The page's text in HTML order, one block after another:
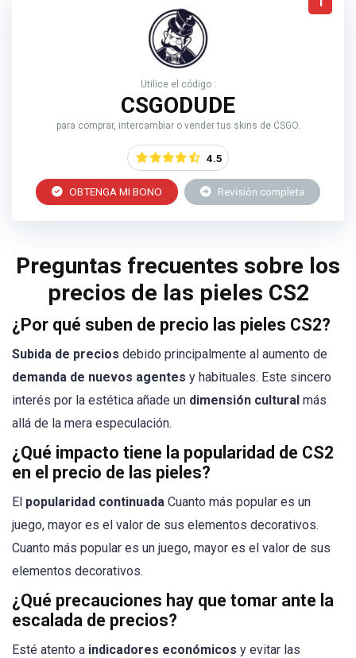
Utilice el código :
CSGODUDE
para comprar, intercambiar o vender tus skins de CSGO.
4.5
OBTENGA MI BONO Revisión completa
Preguntas frecuentes sobre los
precios de las pieles CS2
¿Por qué suben de precio las pieles CS2?
Subida de precios debido principalmente al aumento de
demanda de nuevos agentes y habituales. Este sincero
interés por la estética añade un dimensión cultural más
allá de la mera especulación.
¿Qué impacto tiene la popularidad de CS2
en el precio de las pieles?
El popularidad continuada Cuanto más popular es un
juego, mayor es el valor de sus elementos decorativos.
Cuanto más popular es un juego, mayor es el valor de sus
elementos decorativos.
¿Qué precauciones hay que tomar ante la
escalada de precios?
Esté atento a indicadores económicos y evitar las